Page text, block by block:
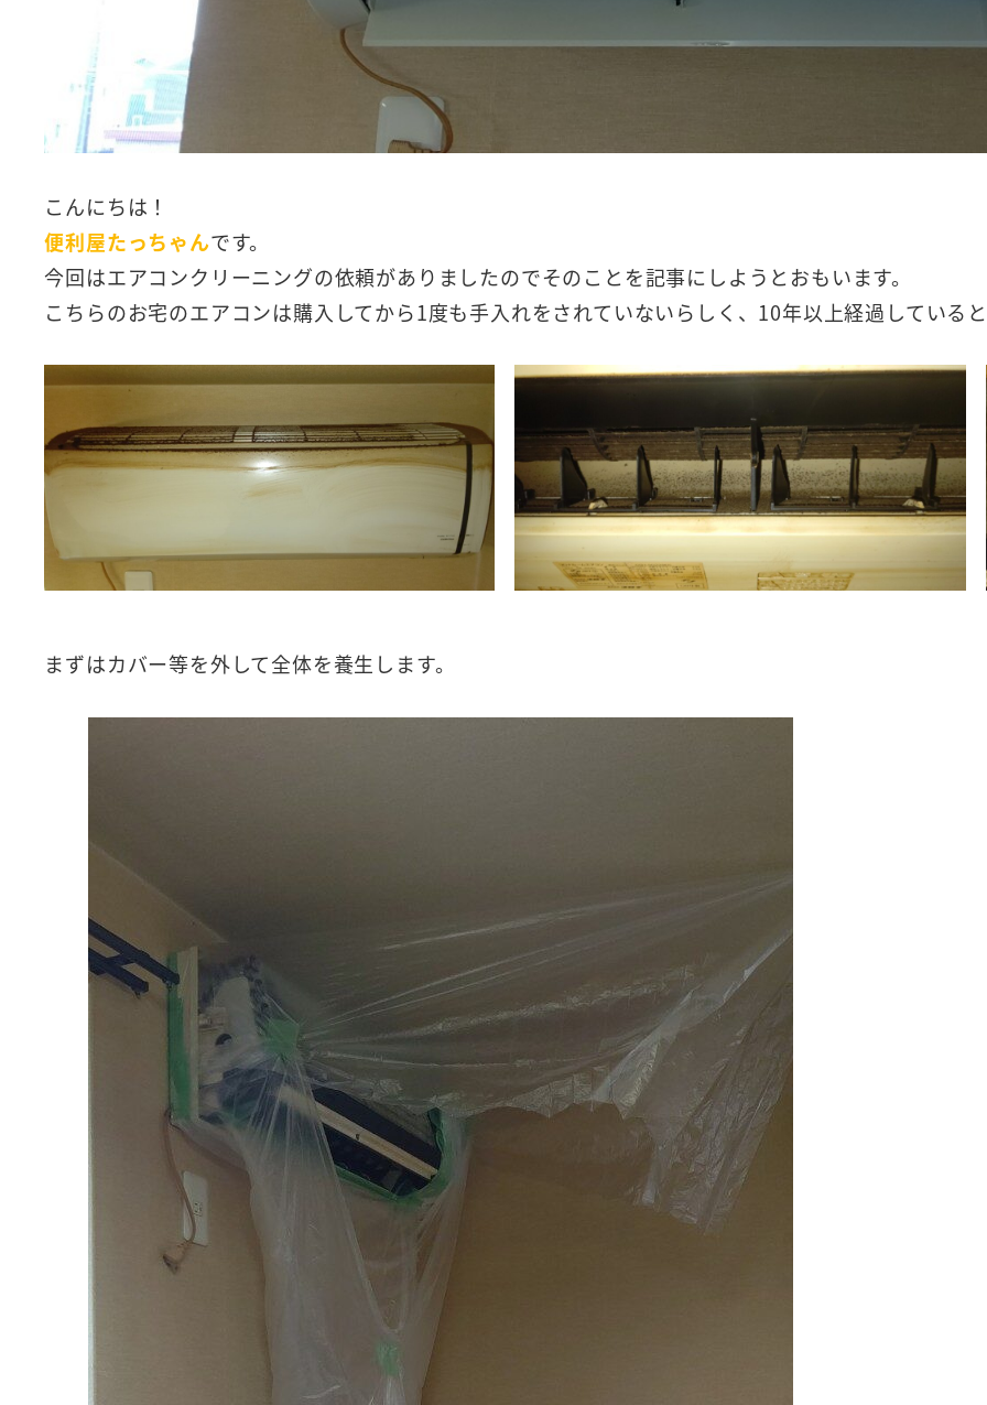
こんにちは！
便利屋たっちゃんです。
今回はエアコンクリーニングの依頼がありましたのでそのことを記事にしようとおもいます。
こちらのお宅のエアコンは購入してから1度も手入れをされていないらしく、10年以上経過している
まずはカバー等を外して全体を養生します。